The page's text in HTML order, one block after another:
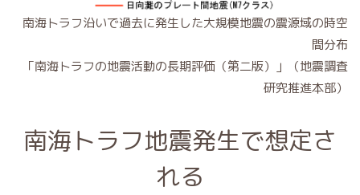
南海トラフ沿いで過去に発生した大規模地震の震源域の時空
間分布
「南海トラフの地震活動の長期評価（第二版）」（地震調査
研究推進本部）
南海トラフ地震発生で想定さ
れる